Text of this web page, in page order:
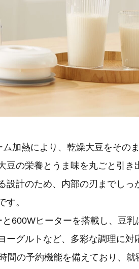
加熱により、乾燥大豆をそのま
豆の栄養とうま味を丸ごと引き
設計のため、内部の刃までし
す。
600Wヒーターを搭載し、豆
ーグルトなど、多彩な調理に対
間の予約機能を備えており、